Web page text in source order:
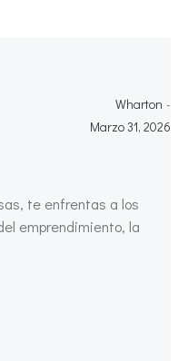
Wharton -
Marzo 31, 2026
te enfrentas a los
emprendimiento, la